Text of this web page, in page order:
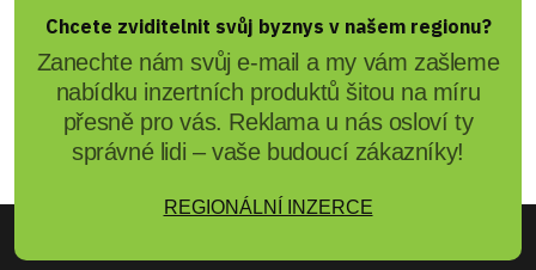
Chcete zviditelnit svůj byznys v našem regionu?
Zanechte nám svůj e-mail a my vám zašleme
nabídku inzertních produktů šitou na míru
přesně pro vás. Reklama u nás osloví ty
správné lidi – vaše budoucí zákazníky!
REGIONÁLNÍ INZERCE